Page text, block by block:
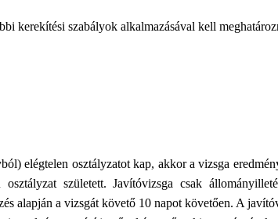
kerekítési szabályok alkalmazásával kell
elégtelen osztályzatot kap, akkor a vizsga
született. Javítóvizsga csak
alapján a vizsgát követő 10 napot követően. A